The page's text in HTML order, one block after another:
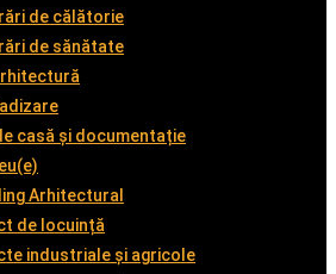
de călătorie
de sănătate
casă și documentație
Arhitectural
de locuință
industriale și agricole